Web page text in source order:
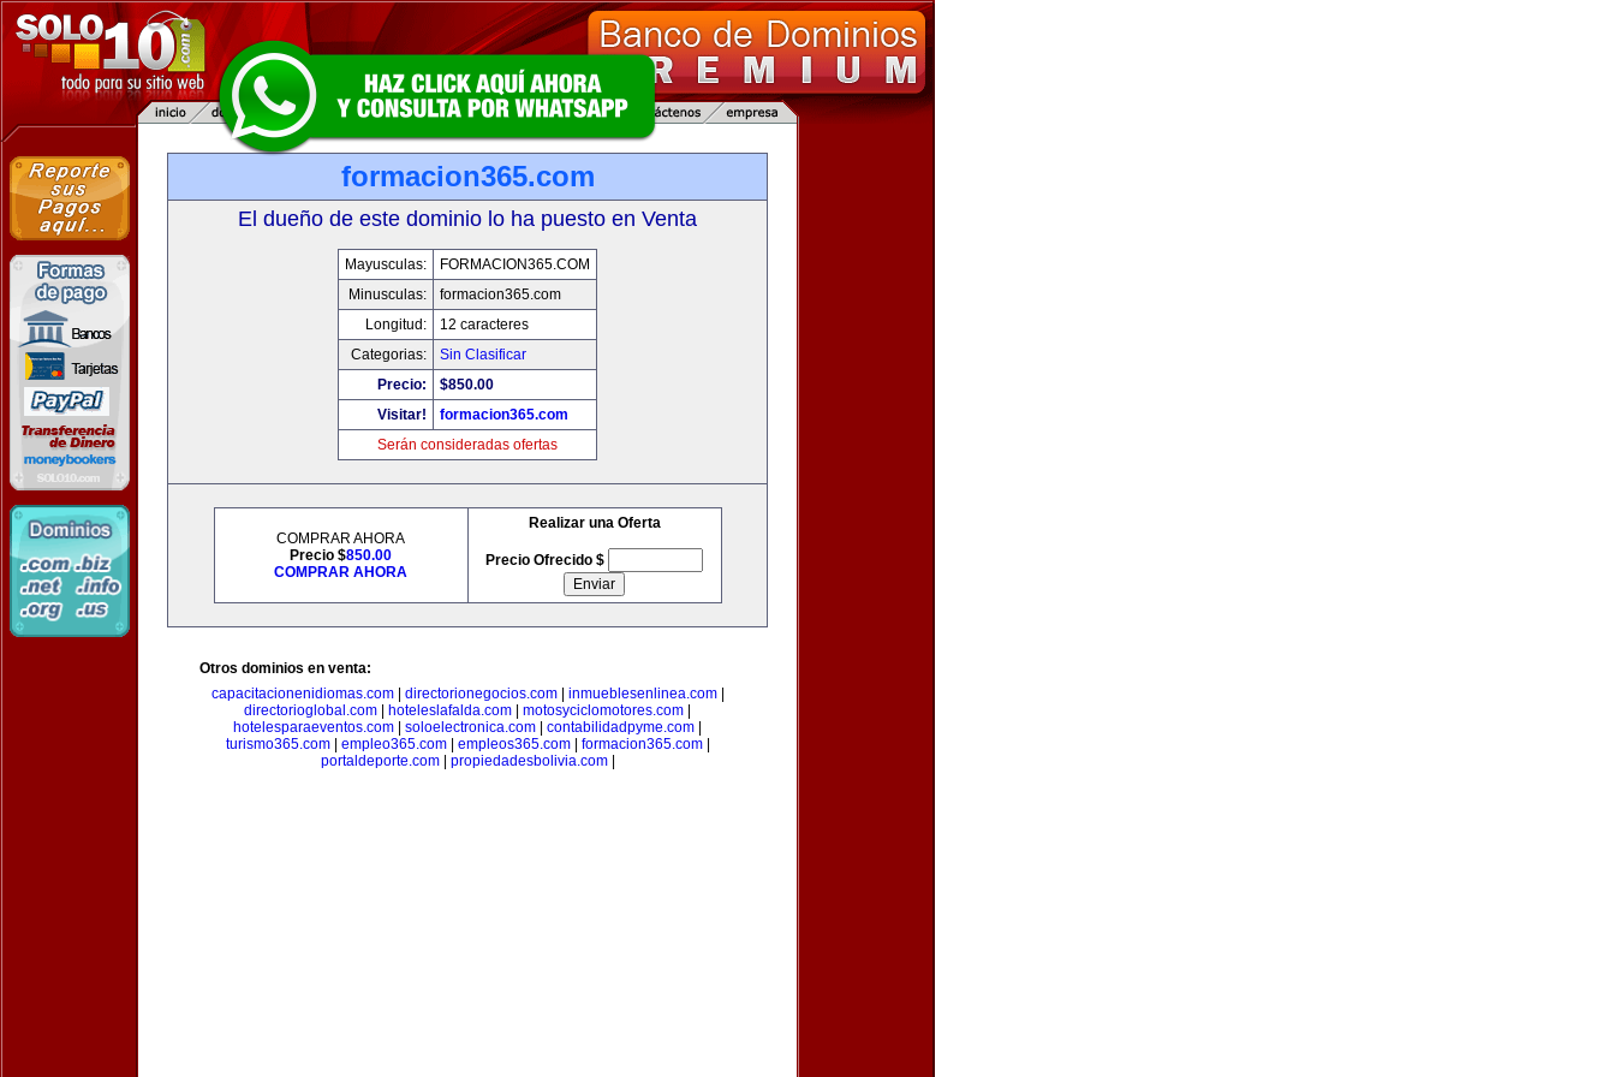
formacion365.com
El dueño de este dominio lo ha puesto en Venta
Mayusculas:
FORMACION365.COM
Minusculas:
formacion365.com
Longitud:
12 caracteres
Categorias:
Sin Clasificar
Precio:
$850.00
Visitar!
formacion365.com
Serán consideradas ofertas
COMPRAR AHORA
Precio $850.00
COMPRAR AHORA
Realizar una Oferta
Precio Ofrecido $
Otros dominios en venta:
capacitacionenidiomas.com| directorionegocios.com| inmueblesenlinea.com|
directorioglobal.com
hoteleslafalda.com motosyciclomotores.com
hotelesparaeventos.com
soloelectronica.com contabilidadpyme.com
turismo365.com| empleo365.com| empleos365.com| formacion365.com|
portaldeporte.com| propiedadesbolivia.com|